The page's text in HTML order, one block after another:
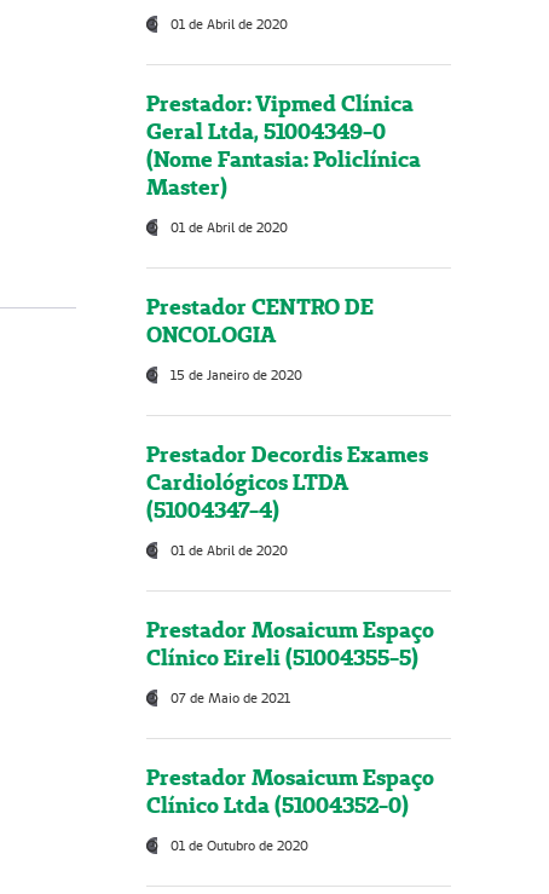
01 de Abril de 2020
Prestador: Vipmed Clínica
Geral Ltda, 51004349-0
(Nome Fantasia: Policlínica
Master)
01 de Abril de 2020
Prestador CENTRO DE
ONCOLOGIA
15 de Janeiro de 2020
Prestador Decordis Exames
Cardiológicos LTDA
(51004347-4)
01 de Abril de 2020
Prestador Mosaicum Espaço
Clínico Eireli (51004355-5)
07 de Maio de 2021
Prestador Mosaicum Espaço
Clínico Ltda (51004352-0)
01 de Outubro de 2020